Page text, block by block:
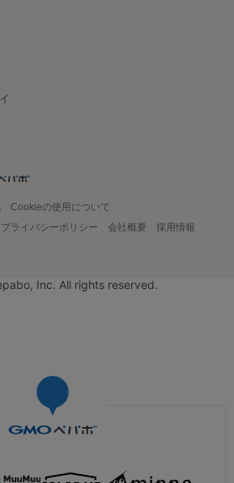
Cookieの使用について
プライバシーポリシー 会社概要
採用情報
Inc. All rights reserved.